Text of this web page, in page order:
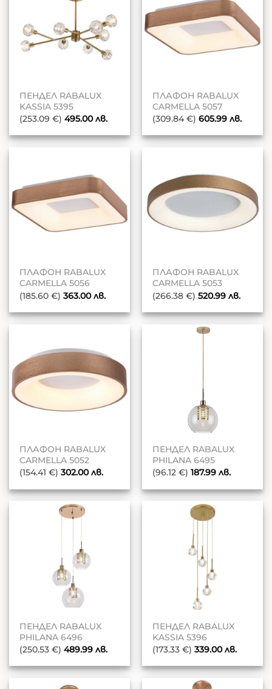
ПЕНДЕЛ RABALUX
KASSIA 5395
(253.09 €) 495.00лв.
ПЛАФОН RABALUX
CARMELLA 5057
(309.84 €) 605.99лв.
ПЛАФОН RABALUX
CARMELLA 5056
(185.60 €) 363.00лв.
ПЛАФОН RABALUX
CARMELLA 5053
(266.38 €) 520.99лв.
ПЛАФОН RABALUX
CARMELLA 5052
(154.41 €) 302.00лв.
ПЕНДЕЛ RABALUX
PHILANA 6495
(96.12 €) 187.99лв.
ПЕНДЕЛ RABALUX
PHILANA 6496
(250.53 €) 489.99лв.
ПЕНДЕЛ RABALUX
KASSIA 5396
(173.33 €) 339.00лв.